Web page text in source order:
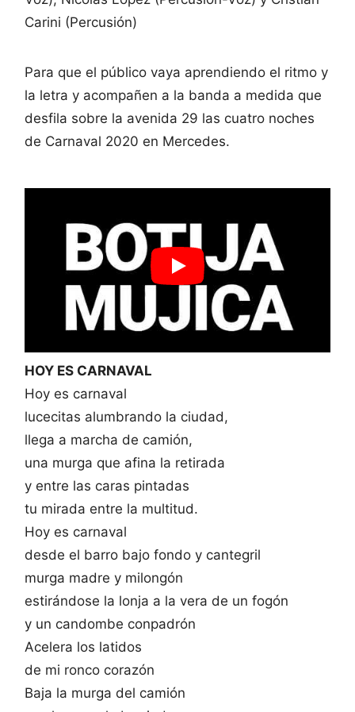
Carini (Percusión)
Para que el público vaya aprendiendo el ritmo y
la letra y acompañen a la banda a medida que
desfila sobre la avenida 29 las cuatro noches
de Carnaval 2020 en Mercedes.
HOY ES CARNAVAL
Hoy es carnaval
lucecitas alumbrando la ciudad,
llega a marcha de camión,
una murga que afina la retirada
y entre las caras pintadas
tu mirada entre la multitud.
Hoy es carnaval
desde el barro bajo fondo y cantegril
murga madre y milongón
estirándose la lonja a la vera de un fogón
y un candombe conpadrón
Acelera los latidos
de mi ronco corazón
Baja la murga del camión